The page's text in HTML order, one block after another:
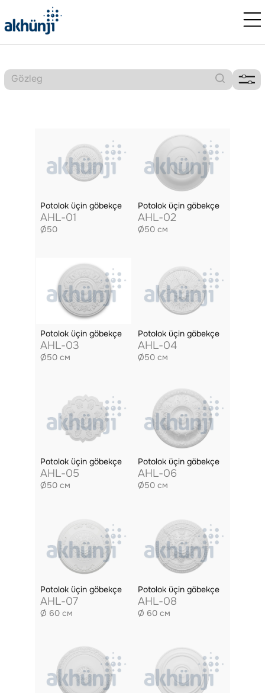
Potolok üçin göbekçe
AHL-01
Ø50
Potolok üçin göbekçe
AHL-02
Ø50 см
Potolok üçin göbekçe
AHL-03
Ø50 см
Potolok üçin göbekçe
AHL-04
Ø50 см
Potolok üçin göbekçe
AHL-05
Ø50 см
Potolok üçin göbekçe
AHL-06
Ø50 см
Potolok üçin göbekçe
AHL-07
Ø 60 см
Potolok üçin göbekçe
AHL-08
Ø 60 см